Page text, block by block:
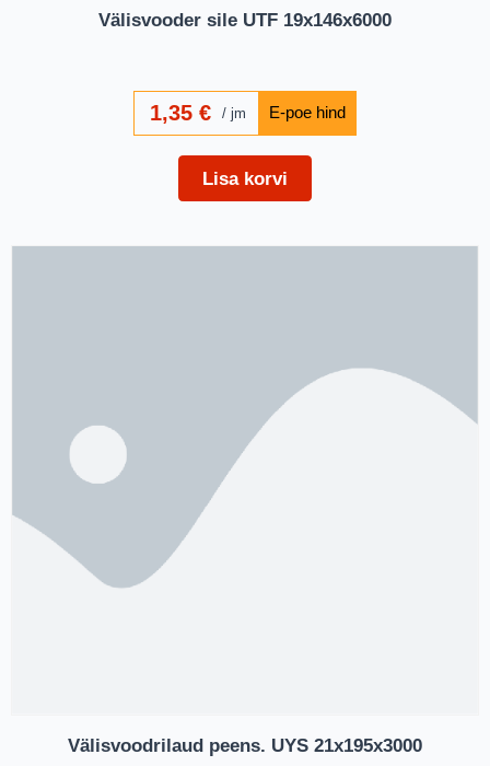
Välisvooder sile UTF 19x146x6000
1,35 € jm
Lisa korvi
Välisvoodrilaud peens. UYS 21x195x3000